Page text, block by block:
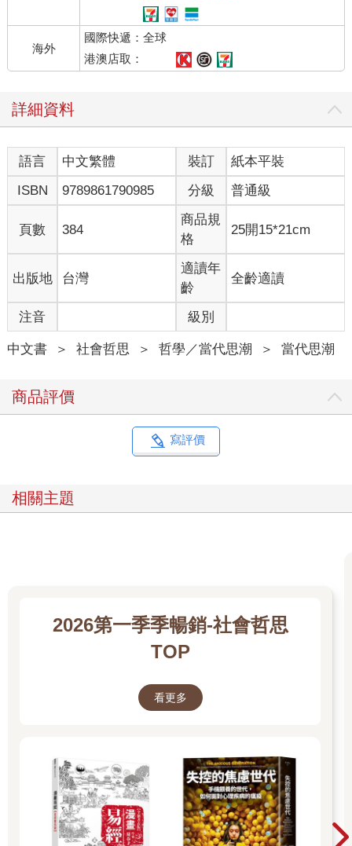
海外
國際快遞：全球
港澳店取：
詳細資料
語言 中文繁體 裝訂
紙本平裝
ISBN
9789861790985 分級 普通級
頁數 384
商品規
格
25開15*21cm
出版地 台灣
適讀年
齡
全齡適讀
注音 級別
中文書 ＞ 社會哲思 ＞ 哲學／當代思潮 ＞ 當代思潮
商品評價
寫評價
相關主題
2026第一季季暢銷-社會哲思
TOP
看更多